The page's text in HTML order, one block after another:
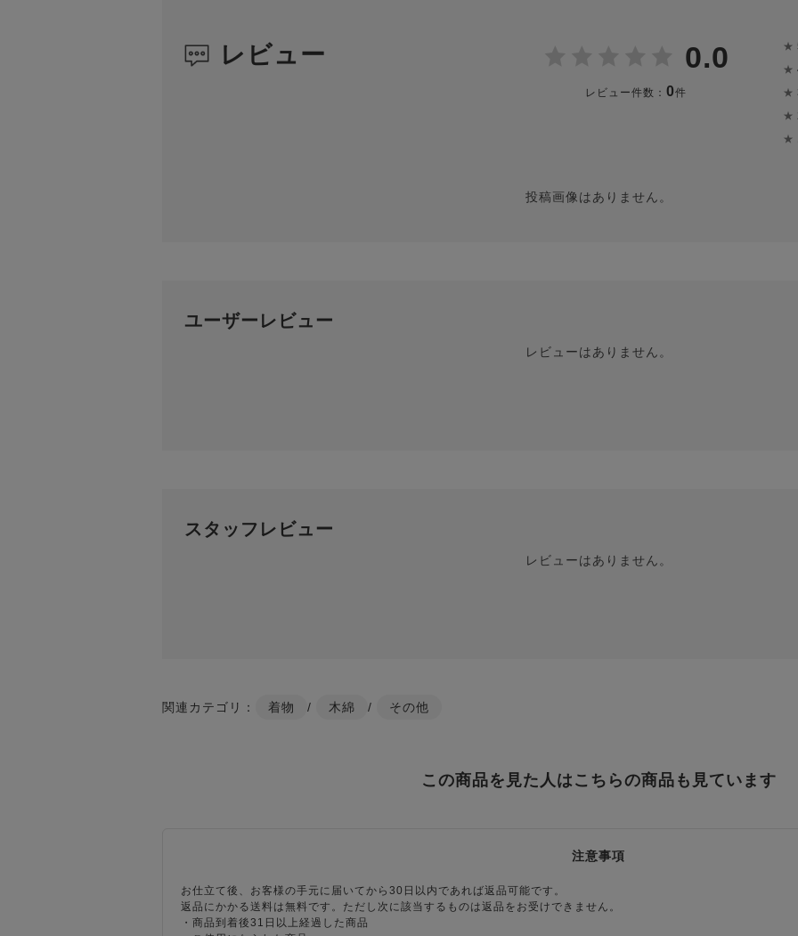
レビュー 0.0
レビュー件数： 0件
★
★
★
★
★
投稿画像はありません。
ユーザーレビュー
レビューはありません。
スタッフレビュー
レビューはありません。
関連カテゴリ： 着物 / 木綿 / その他
この商品を見た人はこちらの商品も見ています
注意事項
お仕立て後、お客様の手元に届いてから30日以内であれば返品可能です。
返品にかかる送料は無料です。ただし次に該当するものは返品をお受けできません。
・商品到着後31日以上経過した商品